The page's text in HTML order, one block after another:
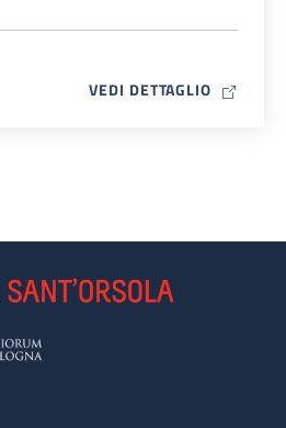
VEDI DETTAGLIO MAP ICON